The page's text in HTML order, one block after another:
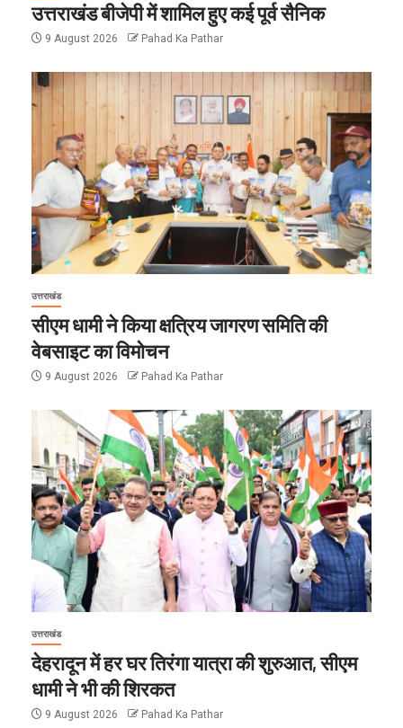
उत्तराखंड बीजेपी में शामिल हुए कई पूर्व सैनिक
9 August 2026 Pahad Ka Pathar
उत्तराखंड
सीएम धामी ने किया क्षत्रिय जागरण समिति की
वेबसाइट का विमोचन
9 August 2026 Pahad Ka Pathar
उत्तराखंड
देहरादून में हर घर तिरंगा यात्रा की शुरुआत, सीएम
धामी ने भी की शिरकत
9 August 2026 Pahad Ka Pathar